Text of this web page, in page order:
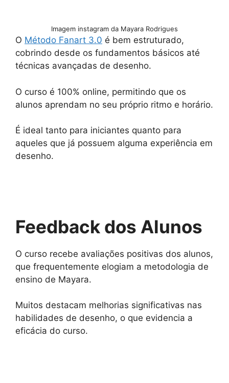
Imagem instagram da Mayara Rodrigues
O Método Fanart 3.0 é bem estruturado,
cobrindo desde os fundamentos básicos até
técnicas avançadas de desenho.
O curso é 100% online, permitindo que os
alunos aprendam no seu próprio ritmo e horário.
É ideal tanto para iniciantes quanto para
aqueles que já possuem alguma experiência em
desenho.
Feedback dos Alunos
O curso recebe avaliações positivas dos alunos,
que frequentemente elogiam a metodologia de
ensino de Mayara.
Muitos destacam melhorias significativas nas
habilidades de desenho, o que evidencia a
eficácia do curso.